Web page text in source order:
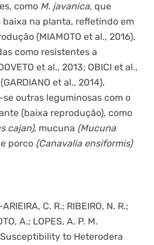
como M. javanica, que
na planta, refletindo em
(MIAMOTO et al., 2016).
como resistentes a
et al., 2013; OBICI et al.,
et al., 2014).
outras leguminosas com o
(baixa reprodução), como
cajan), mucuna (Mucuna
porco (Canavalia ensiformis)
C. R.; RIBEIRO, N. R.;
A.; LOPES, A. P. M.
to Heterodera